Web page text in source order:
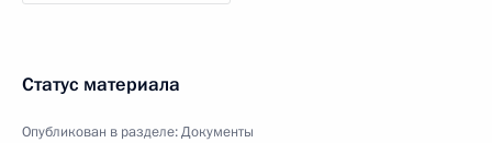
Статус материала
Опубликован в разделе:Документы